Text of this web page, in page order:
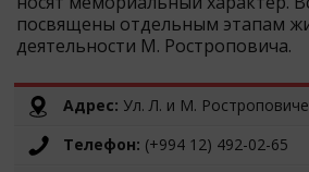
посвящены отдельным этапам
деятельности М. Ростроповича.
Адрес: Ул. Л. и М.
Телефон: (+994 12) 492-02-65